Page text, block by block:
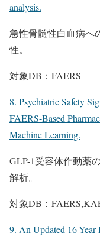
analysis.
急性骨髄性白血病へ
性。
対象DB：FAERS
8. Psychiatric Safety
FAERS-Based
Machine Learning.
GLP-1受容体作動薬
解析。
対象DB：
9. An Updated 16-